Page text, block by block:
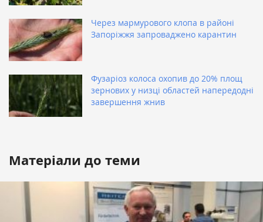
Через мармурового клопа в районі
Запоріжжя запроваджено карантин
Фузаріоз колоса охопив до 20% площ
зернових у низці областей напередодні
завершення жнив
Матеріали до теми